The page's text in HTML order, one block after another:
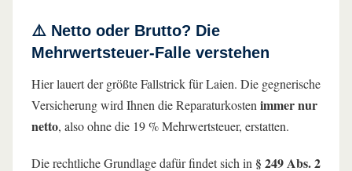
⚠️ Netto oder Brutto? Die
Mehrwertsteuer-Falle verstehen
Hier lauert der größte Fallstrick für Laien. Die gegnerische
Versicherung wird Ihnen die Reparaturkostenimmer nur
netto, also ohne die 19 % Mehrwertsteuer, erstatten.
Die rechtliche Grundlage dafür findet sich in § 249 Abs. 2